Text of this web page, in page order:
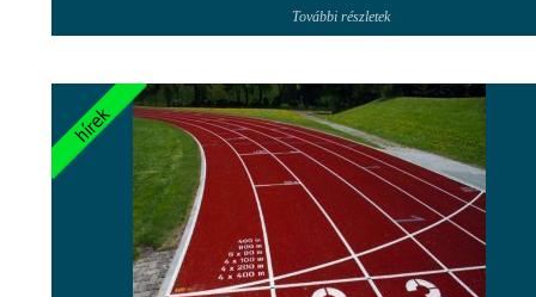
További részletek